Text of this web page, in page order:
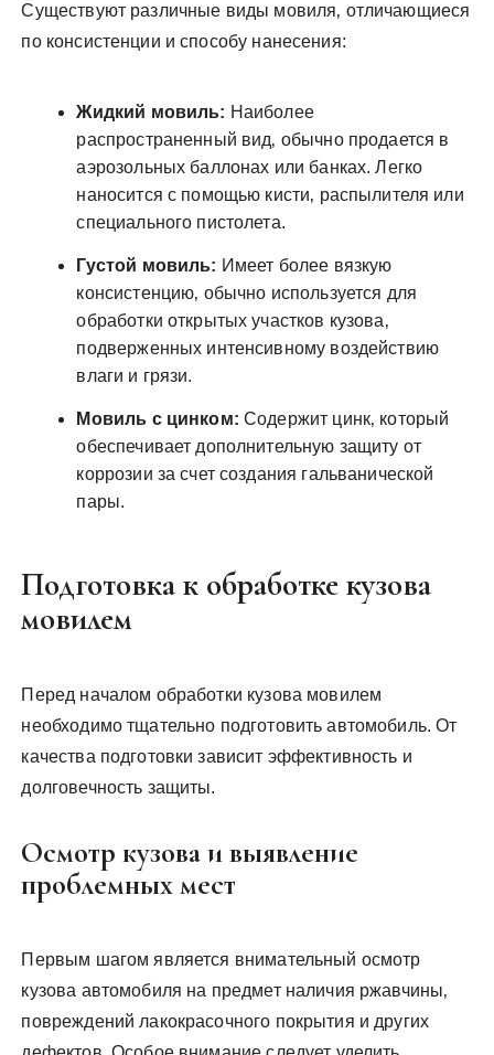
Существуют различные виды мовиля‚ отличающиеся
по консистенции и способу нанесения:
Жидкий мовиль: Наиболее
распространенный вид‚ обычно продается в
аэрозольных баллонах или банках. Легко
наносится с помощью кисти‚ распылителя или
специального пистолета.
Густой мовиль: Имеет более вязкую
консистенцию‚ обычно используется для
обработки открытых участков кузова‚
подверженных интенсивному воздействию
влаги и грязи.
Мовиль с цинком: Содержит цинк‚ который
обеспечивает дополнительную защиту от
коррозии за счет создания гальванической
пары.
Подготовка к обработке кузова
мовилем
Перед началом обработки кузова мовилем
необходимо тщательно подготовить автомобиль. От
качества подготовки зависит эффективность и
долговечность защиты.
Осмотр кузова и выявление
проблемных мест
Первым шагом является внимательный осмотр
кузова автомобиля на предмет наличия ржавчины‚
повреждений лакокрасочного покрытия и других